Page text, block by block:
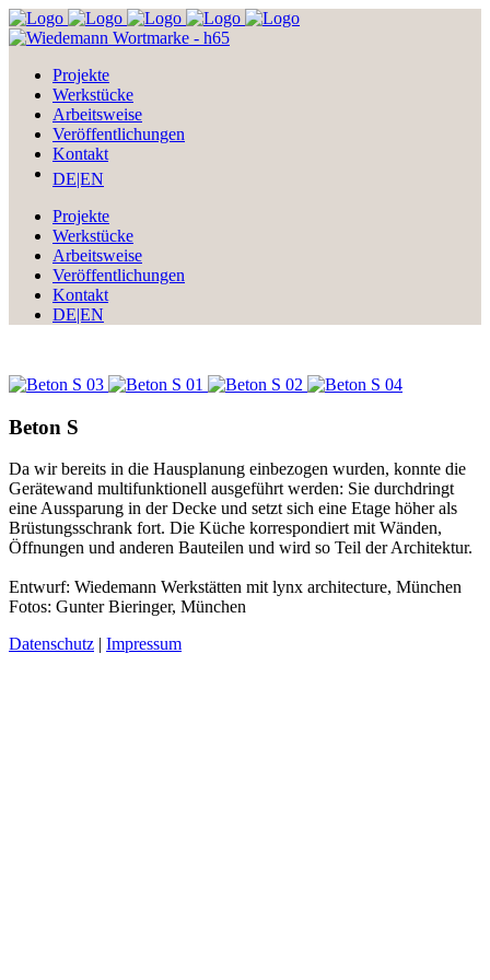
Projekte
Werkstücke
Arbeitsweise
Veröffentlichungen
Kontakt
DE|EN
Projekte
Werkstücke
Arbeitsweise
Veröffentlichungen
Kontakt
DE|EN
Beton S
Da wir bereits in die Hausplanung einbezogen wurden, konnte die
Gerätewand multifunktionell ausgeführt werden: Sie durchdringt
eine Aussparung in der Decke und setzt sich eine Etage höher als
Brüstungsschrank fort. Die Küche korrespondiert mit Wänden,
Öffnungen und anderen Bauteilen und wird so Teil der Architektur.
Entwurf: Wiedemann Werkstätten mit lynx architecture, München
Fotos: Gunter Bieringer, München
Datenschutz | Impressum